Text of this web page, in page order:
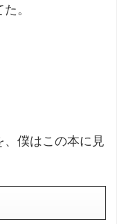
。
僕はこの本に見